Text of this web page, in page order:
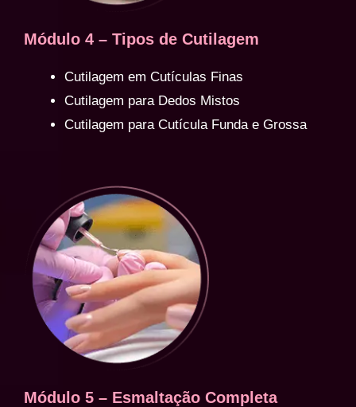
Módulo 4 – Tipos de Cutilagem
Cutilagem em Cutículas Finas
Cutilagem para Dedos Mistos
Cutilagem para Cutícula Funda e Grossa
Módulo 5 – Esmaltação Completa